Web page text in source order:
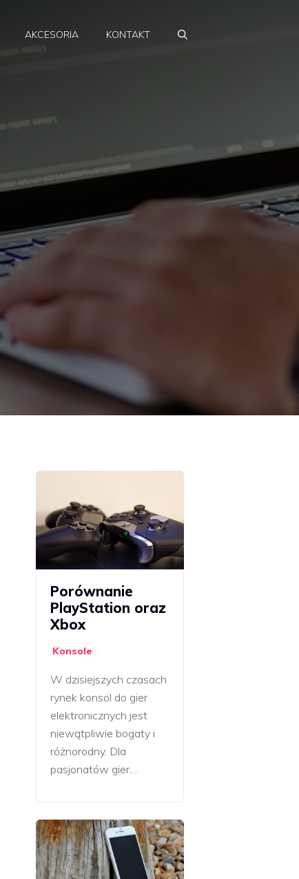
AKCESORIA KONTAKT
Porównanie
PlayStation oraz
Xbox
Konsole
W dzisiejszych czasach
rynek konsol do gier
elektronicznych jest
niewątpliwie bogaty i
różnorodny. Dla
pasjonatów gier…